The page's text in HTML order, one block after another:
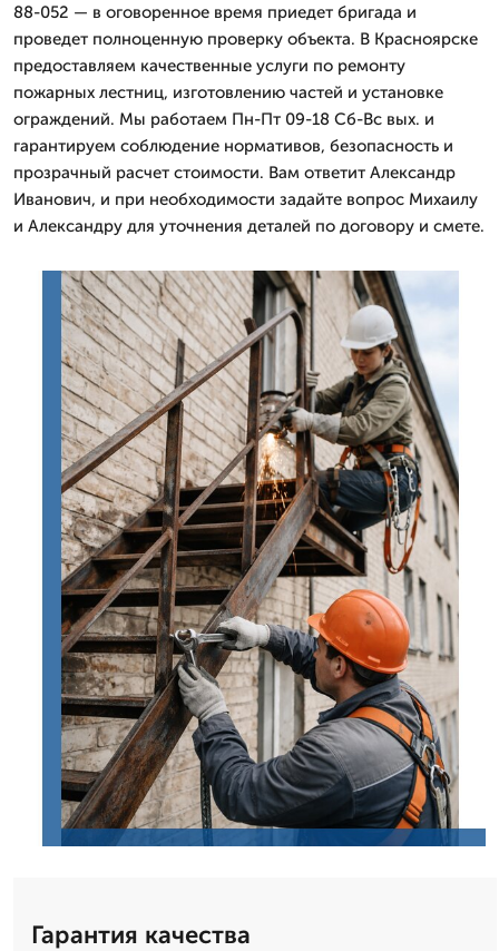
88-052 — в оговоренное время приедет бригада и
проведет полноценную проверку объекта. В Красноярске
предоставляем качественные услуги по ремонту
пожарных лестниц, изготовлению частей и установке
ограждений. Мы работаем Пн-Пт 09-18 Сб-Вс вых. и
гарантируем соблюдение нормативов, безопасность и
прозрачный расчет стоимости. Вам ответит Александр
Иванович, и при необходимости задайте вопрос Михаилу
и Александру для уточнения деталей по договору и смете.
Гарантия качества